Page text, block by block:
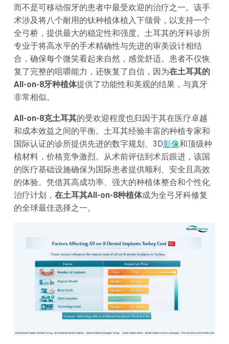
而不是可移动假牙的患者中最受欢迎的治疗之一。该手
术涉及将八个耐用的钛种植体植入下颌骨，以支持一个
全弓桥，提供最大的稳定性和强度。土耳其的牙科诊所
专业于将高水平的手术精确性与先进的审美设计相结
合，确保每个微笑看起来自然，感觉舒适。患者不仅恢
复了完整的咀嚼能力，还恢复了自信，因为在土耳其的
All-on-8牙种植体提供了功能性和美观的结果，与真牙
非常相似。
All-on-8克土耳其的受欢迎程度也归因于其在医疗卓越
和成本效益之间的平衡。土耳其经验丰富的种植专家和
国际认证的诊所提供先进的数字规划、3D影像和顶级种
植材料，价格竞争激烈。从术前评估到术后跟进，该国
的医疗基础设施确保为国际患者提供顺利、安全且高效
的体验。凭借其高成功率、强大的种植体整合和个性化
治疗计划， 在土耳其All-on-8种植体成为全弓牙科修复
的全球最佳选择之一。